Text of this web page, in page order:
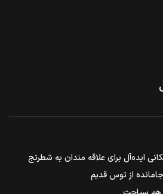
ایده‌آل برای علاقه مندان به شطرنج
جامانده از توس قدیم